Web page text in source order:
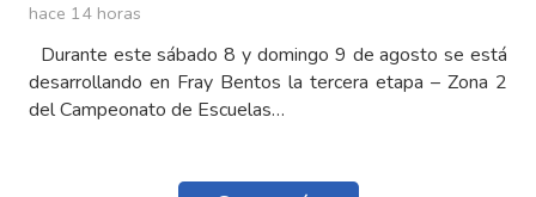
hace 14 horas
Durante este sábado 8 y domingo 9 de agosto se está
desarrollando en Fray Bentos la tercera etapa – Zona 2
del Campeonato de Escuelas…